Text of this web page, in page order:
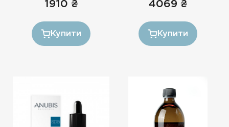
1910 ₴
Купити
4069 ₴
Купити